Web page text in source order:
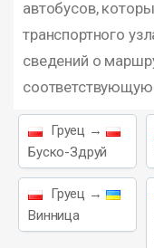
автобусов,
транспортного
сведений о
Груец →
Буско-Здруй
Груец →
Винница